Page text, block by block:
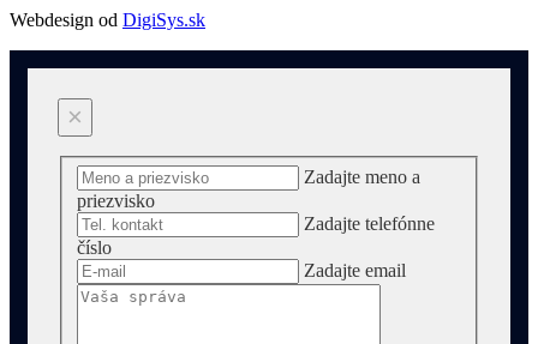
Webdesign od DigiSys.sk
×
Zadajte meno a
priezvisko
Zadajte telefónne
číslo
Zadajte email